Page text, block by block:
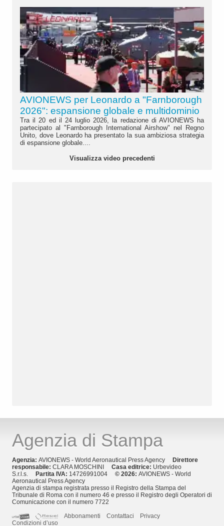
AVIONEWS per Leonardo a "Farnborough
2026": espansione globale e multidominio
Tra il 20 ed il 24 luglio 2026, la redazione di AVIONEWS ha
partecipato al "Farnborough International Airshow" nel Regno
Unito, dove Leonardo ha presentato la sua ambiziosa strategia
di espansione globale....
Visualizza video precedenti
Agenzia di Stampa
Agenzia: AVIONEWS - World Aeronautical Press Agency
Direttore
responsabile: CLARA MOSCHINI Casa editrice: Urbevideo
S.r.l.s.
Partita IVA: 14726991004 © 2026: AVIONEWS - World
Aeronautical Press Agency
Agenzia di stampa registrata presso il Registro della Stampa del
Tribunale di Roma con il numero 46 e presso il Registro degli Operatori di
Comunicazione con il numero 7722
Abbonamenti
Contattaci
Privacy
Condizioni d’uso